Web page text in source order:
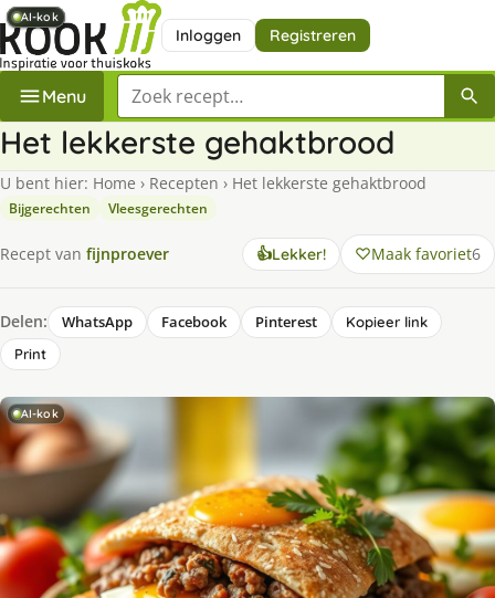
Inloggen Registreren
Menu Zoek een recept
Het lekkerste gehaktbrood
U bent hier: Home › Recepten › Het lekkerste gehaktbrood
Bijgerechten Vleesgerechten
Recept van fijnproever 👍Lekker! Maak favoriet6
Delen: WhatsApp Facebook Pinterest
Kopieer link
Print
AI-kok
AI-kok
AI-kok
AI-kok
AI-kok